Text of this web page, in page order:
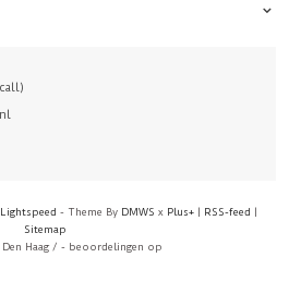
Lightspeed - Theme By DMWS x Plus+| RSS-feed |
Sitemap
Haag / - beoordelingen op